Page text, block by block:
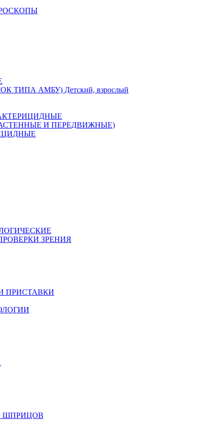
АМБУ) Детский, взрослый
И ПЕРЕДВИЖНЫЕ)
ЗРЕНИЯ
ПРИСТАВКИ
ШПРИЦОВ